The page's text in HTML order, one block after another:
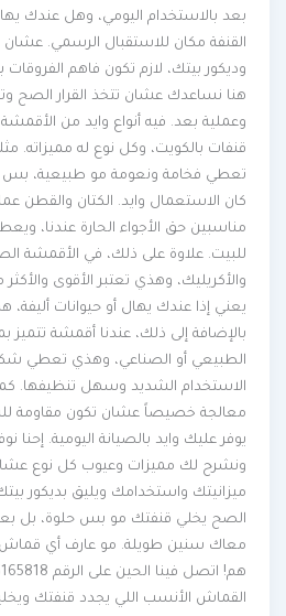
بعد بالاستخدام اليومي، وهل عندك يهال
القنفة مكان للاستقبال الرسمي. عشان
وديكور بيتك، لازم تكون فاهم الفروقات
هنا نساعدك عشان تتخذ القرار الصح
وعملية بعد. فيه أنواع وايد من الأقمشة
قنفات بالكويت، وكل نوع له مميزاته.
تعطي فخامة ونعومة مو طبيعية، بس يمكن
كان الاستعمال وايد. الكتان والقطن
مناسبين حق الأجواء الحارة عندنا،
للبيت. علاوة على ذلك، في الأقمشة
والأكريليك، وهذي تعتبر الأقوى والأكثر
يعني إذا عندك يهال أو حيوانات أليفة، هذي
بالإضافة إلى ذلك، عندنا أقمشة تتميز
الطبيعي أو الصناعي، وهذي تعطي شكل
الاستخدام الشديد وسهل تنظيفها. كما
معالجة خصيصاً عشان تكون مقاومة
يوفر عليك وايد بالصيانة اليومية. إحنا
ونشرح لك مميزات وعيوب كل نوع عشان
ميزانيتك واستخدامك ويليق بديكور بيتك
الصح يخلي قنفتك مو بس حلوة، بل بعد
معاك سنين طويلة. مو عارف أي قماش
القماش الأنسب اللي يجدد قنفتك